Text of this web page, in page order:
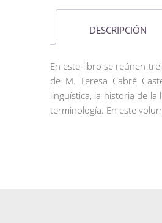
DESCRIPCIÓN
En este libro se reúnen
de M. Teresa Cabré
lingüística, la historia de la
terminología. En este